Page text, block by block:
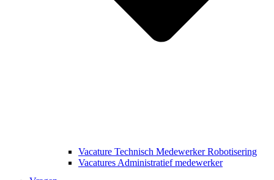
Vacature Technisch Medewerker Robotisering
Vacatures Administratief medewerker